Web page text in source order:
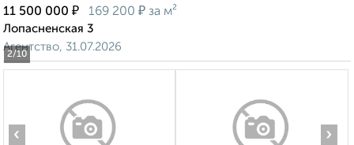
2/10
11 500 000 ₽ 169 200 ₽ за м²
Лопасненская 3
Агентство, 31.07.2026
‹ ›